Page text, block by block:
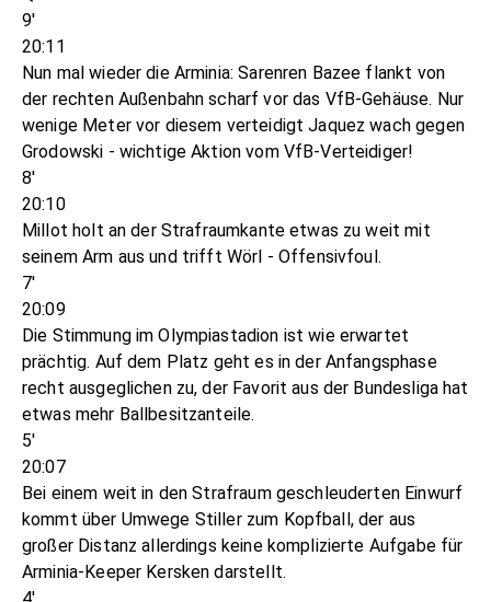
9'
20:11
Nun mal wieder die Arminia: Sarenren Bazee flankt von
der rechten Außenbahn scharf vor das VfB-Gehäuse. Nur
wenige Meter vor diesem verteidigt Jaquez wach gegen
Grodowski - wichtige Aktion vom VfB-Verteidiger!
8'
20:10
Millot holt an der Strafraumkante etwas zu weit mit
seinem Arm aus und trifft Wörl - Offensivfoul.
7'
20:09
Die Stimmung im Olympiastadion ist wie erwartet
prächtig. Auf dem Platz geht es in der Anfangsphase
recht ausgeglichen zu, der Favorit aus der Bundesliga hat
etwas mehr Ballbesitzanteile.
5'
20:07
Bei einem weit in den Strafraum geschleuderten Einwurf
kommt über Umwege Stiller zum Kopfball, der aus
großer Distanz allerdings keine komplizierte Aufgabe für
Arminia-Keeper Kersken darstellt.